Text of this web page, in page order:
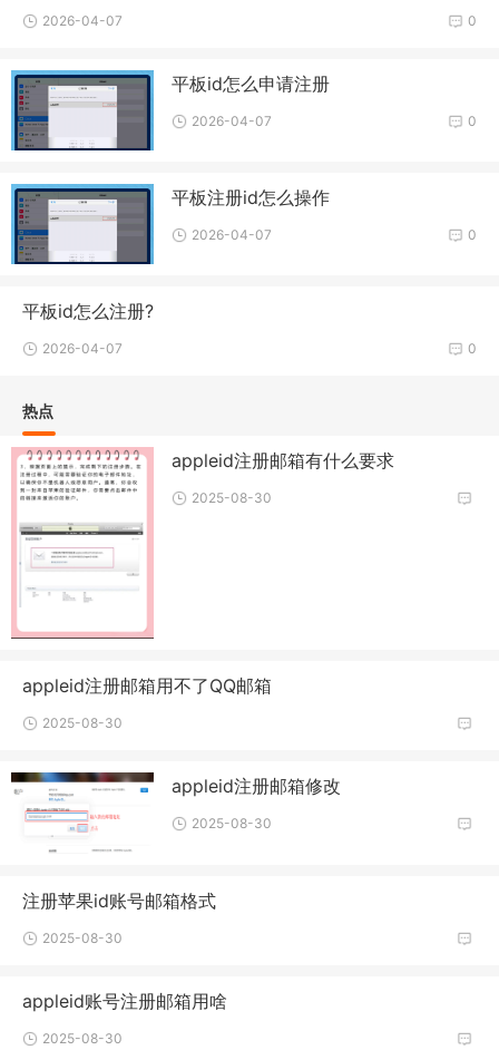
0
2026-04-07
平板id怎么申请注册
0
2026-04-07
平板注册id怎么操作
0
2026-04-07
平板id怎么注册?
0
2026-04-07
热点
appleid注册邮箱有什么要求
2025-08-30
appleid注册邮箱用不了QQ邮箱
2025-08-30
appleid注册邮箱修改
2025-08-30
注册苹果id账号邮箱格式
2025-08-30
appleid账号注册邮箱用啥
2025-08-30